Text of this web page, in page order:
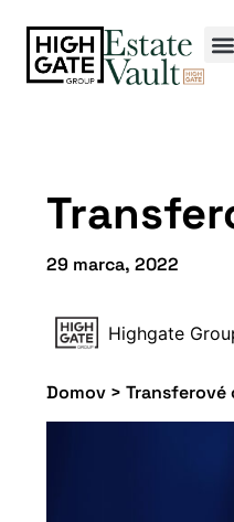
29 marca, 2022
Highgate
Domov > Transferové